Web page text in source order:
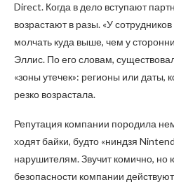
Direct. Когда в дело вступают
возрастают в разы. «У
молчать куда выше, чем у
Эллис. По его словам,
«зоны утечек»: регионы или даты,
резко возрастала.
Репутация компании породила
ходят байки, будто «ниндзя
нарушителям. Звучит комично, но
безопасности компании